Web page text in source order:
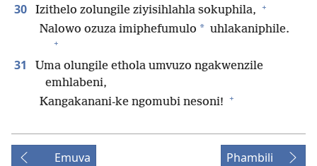
30 Izithelo zolungile ziyisihlahla sokuphila, +
Nalowo ozuza imiphefumulo * uhlakaniphile.
+
31
Uma olungile ethola umvuzo ngakwenzile
emhlabeni,
Kangakanani-ke ngomubi nesoni! +
Emuva Phambili